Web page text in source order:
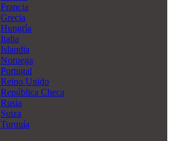
Francia
Grecia
Hungría
Italia
Islandia
Noruega
Portugal
Reino Unido
República Checa
Rusia
Suiza
Turquía